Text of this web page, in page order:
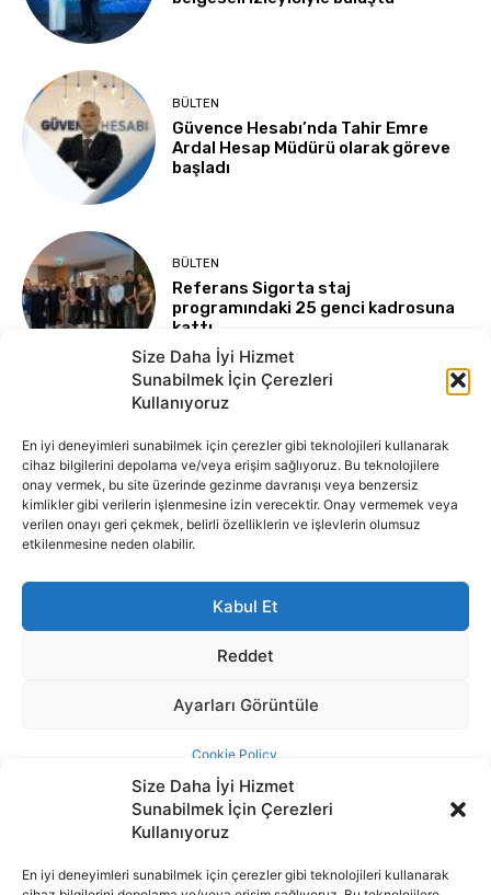
Size Daha İyi Hizmet
Sunabilmek İçin Çerezleri
Kullanıyoruz
En iyi deneyimleri sunabilmek için çerezler gibi teknolojileri kullanarak